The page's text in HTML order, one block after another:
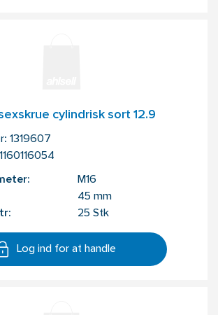
cylindrisk sort 12.9
1319607
M16
45 mm
25 Stk
Log ind for at handle